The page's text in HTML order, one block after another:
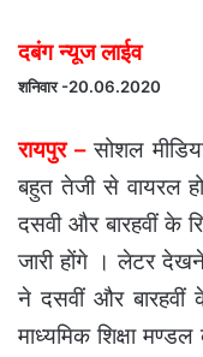
दबंग न्यूज लाईव
शनिवार -20.06.2020
रायपुर –सोशल
बहुत तेजी से वायरल
दसवी और बारहवीं के
जारी होंगे । लेटर
ने दसवीं और बारहवीं
माध्यमिक शिक्षा